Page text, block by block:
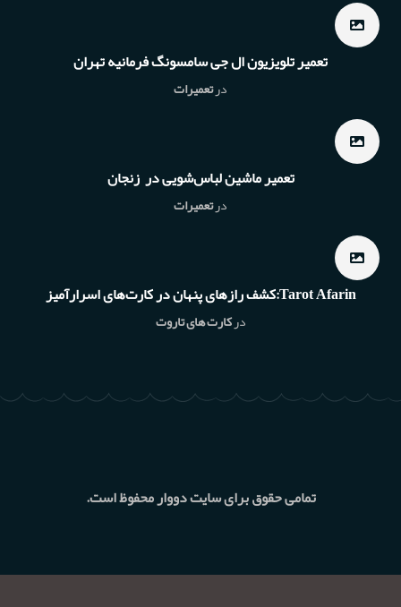
تعمیر تلویزیون ال جی سامسونگ فرمانیه تهران
درتعمیرات
تعمیر ماشین لباس‌شویی در زنجان
درتعمیرات
Tarot Afarin:کشف رازهای پنهان در کارت‌های اسرارآمیز
درکارت های تاروت
تمامی حقوق برای سایت دووار محفوظ است.